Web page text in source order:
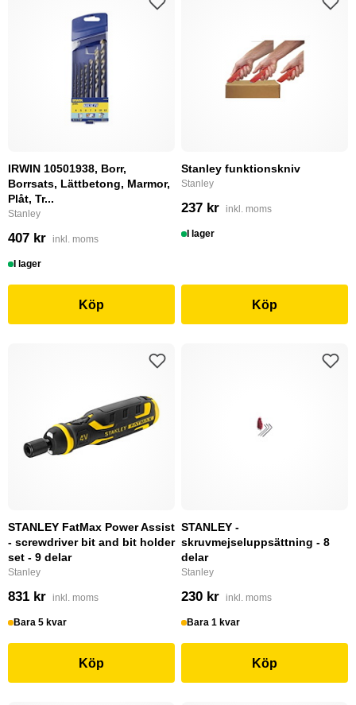
IRWIN 10501938, Borr,
Borrsats, Lättbetong, Marmor,
Plåt, Tr...
Stanley
407 kr inkl. moms
I lager
Köp
Stanley funktionskniv
Stanley
237 kr inkl. moms
I lager
Köp
STANLEY FatMax Power Assist
- screwdriver bit and bit holder
set - 9 delar
Stanley
831 kr inkl. moms
Bara 5 kvar
Köp
STANLEY -
skruvmejseluppsättning - 8
delar
Stanley
230 kr inkl. moms
Bara 1 kvar
Köp